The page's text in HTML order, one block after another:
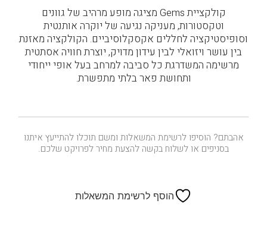
קולקציית Gems מציגה מופע מרהיב של גוונים
וטקסטורות, מעניקה נגיעה של יוקרה אותנטית
וסופיסטיקציה לחללים אקסקלוסיביים. הקולקציה מאזנת
בין עושר ויזואלי לבין עידון מדויק, יוצרת חוויה אסתטית
מרשימה המשדרגת כל סביבה למרחב בעל אופי ייחודי
ותחושת פאר בלתי מתפשרת.
אהבתם? הוסיפו לרשימת המשאלות ומשם תוכלו להתייעץ איתנו
בסניפים או לשלוח בקשה להצעת מחיר לפרויקט שלכם.
הוסף לרשימת המשאלות